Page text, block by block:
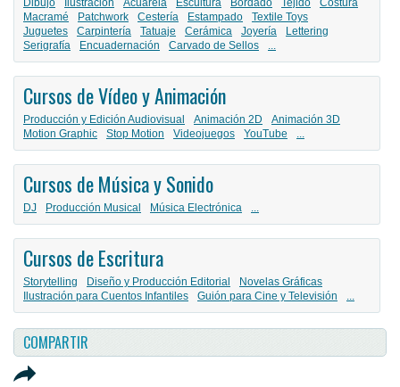
Dibujo Ilustración Acuarela Escultura Bordado Tejido
Costura
Macramé
Patchwork Cestería Estampado
Textile Toys
Juguetes
Carpintería Tatuaje Cerámica Joyería
Lettering
Serigrafía
Encuadernación Carvado de Sellos ...
Cursos de Vídeo y Animación
Producción y Edición Audiovisual Animación 2D
Animación 3D
Motion Graphic
Stop Motion Videojuegos YouTube ...
Cursos de Música y Sonido
DJ Producción Musical Música Electrónica ...
Cursos de Escritura
Storytelling Diseño y Producción Editorial
Novelas Gráficas
Ilustración para Cuentos Infantiles
Guión para Cine y Televisión ...
COMPARTIR